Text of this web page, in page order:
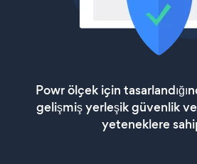
Powr ölçek için
gelişmiş yerleşik güvenlik
yeteneklere